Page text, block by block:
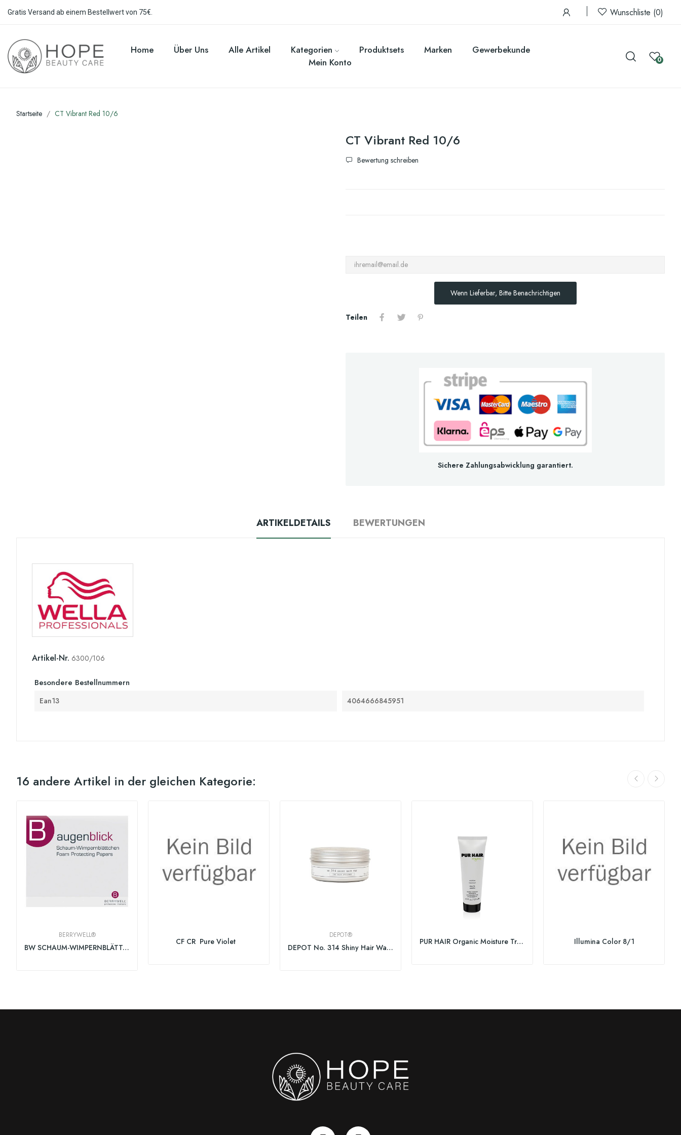
Gratis Versand ab einem Bestellwert von 75€. Wunschliste 0
Home Über Uns Alle Artikel Kategorien Produktsets Marken
Gewerbekunde
Mein Konto
0
Startseite CT Vibrant Red 10/6
CT Vibrant Red 10/6
Bewertung schreiben
Wenn Lieferbar, Bitte Benachrichtigen
Teilen
Sichere Zahlungsabwicklung garantiert.
ARTIKELDETAILS BEWERTUNGEN
Artikel-Nr. 6300/106
Besondere Bestellnummern
Ean13 4064666845951
16 andere Artikel in der gleichen Kategorie:
BERRYWELL®
BW SCHAUM-WIMPERNBLÄTTCHEN, Berrywell, 100er Pack
CF CR Pure Violet
DEPOT®
DEPOT No. 314 Shiny Hair Wax 75ml
PUR HAIR Organic Moisture Treatment Illumina Color 8/1